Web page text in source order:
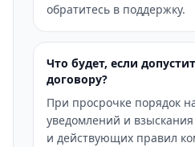
обратитесь в поддержку.
Что будет, если
договору?
При просрочке порядок
уведомлений и взыскания
и действующих правил